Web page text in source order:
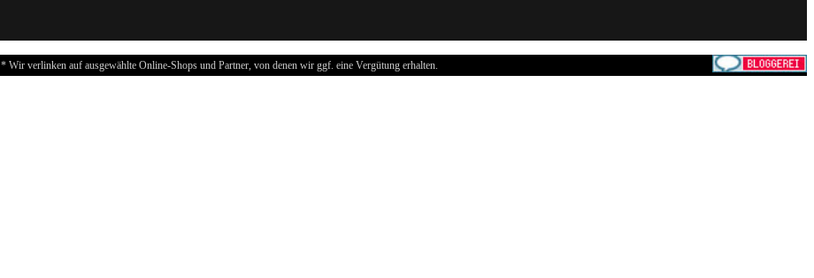
* Wir verlinken auf ausgewählte Online-Shops und Partner, von denen wir ggf. eine Vergütung erhalten.